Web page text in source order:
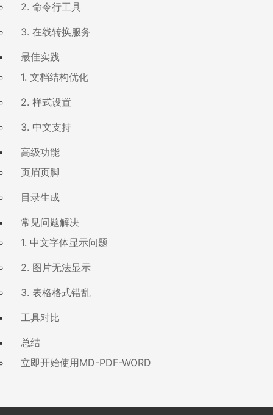
2. 命令行工具
3. 在线转换服务
最佳实践
1. 文档结构优化
2. 样式设置
3. 中文支持
高级功能
页眉页脚
目录生成
常见问题解决
1. 中文字体显示问题
2. 图片无法显示
3. 表格格式错乱
工具对比
总结
立即开始使用MD-PDF-WORD